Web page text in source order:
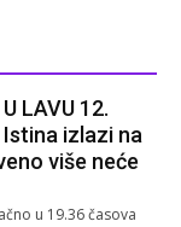
LAVU 12.
Istina izlazi na
više neće
u 19.36 časova